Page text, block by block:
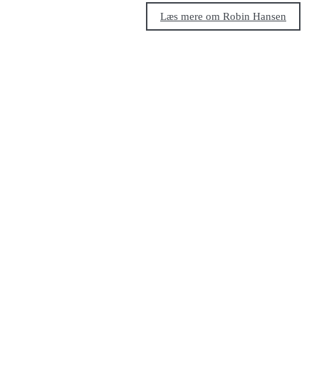
Læs mere om Robin Hansen